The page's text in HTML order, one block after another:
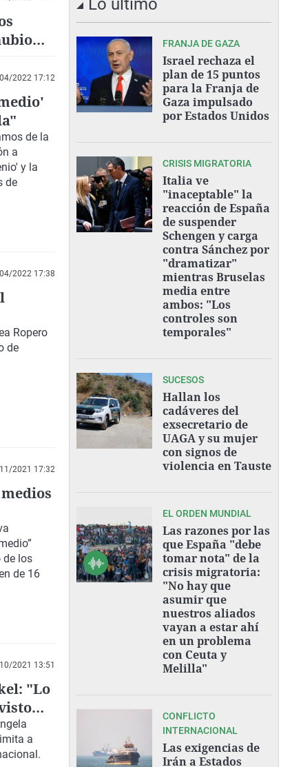
2022 17:12
de la
a
y la
de
2022 17:38
Ropero
de
2021 17:32
de los
de 16
2021 13:51
"Lo
a
Lo último
FRANJA DE GAZA
Israel rechaza el
plan de 15 puntos
para la Franja de
Gaza impulsado
por Estados Unidos
CRISIS MIGRATORIA
Italia ve
"inaceptable" la
reacción de España
de suspender
Schengen y carga
contra Sánchez por
"dramatizar"
mientras Bruselas
media entre
ambos: "Los
controles son
temporales"
SUCESOS
Hallan los
cadáveres del
exsecretario de
UAGA y su mujer
con signos de
violencia en Tauste
EL ORDEN MUNDIAL
Las razones por las
que España "debe
tomar nota" de la
crisis migratoria:
"No hay que
asumir que
nuestros aliados
vayan a estar ahí
en un problema
con Ceuta y
Melilla"
CONFLICTO
INTERNACIONAL
Las exigencias de
Irán a Estados